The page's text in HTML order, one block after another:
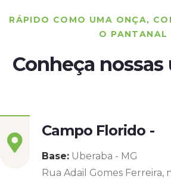
RÁPIDO COMO UMA ONÇA,
O PANTANAL
Conheça
Campo Florido -
Base: Uberaba - MG
Rua Adail Gomes Ferreira,